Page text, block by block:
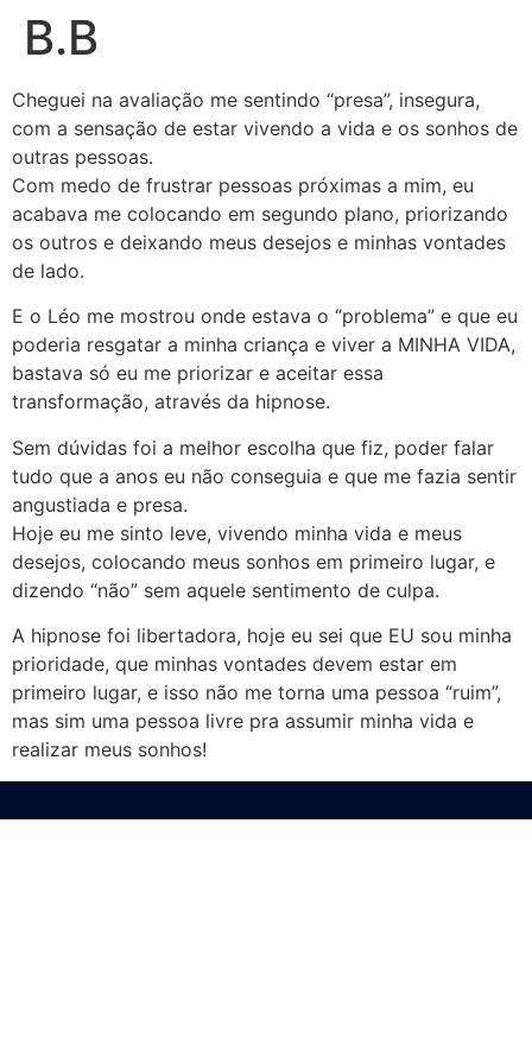
B.B
Cheguei na avaliação me sentindo “presa”, insegura,
com a sensação de estar vivendo a vida e os sonhos de
outras pessoas.
Com medo de frustrar pessoas próximas a mim, eu
acabava me colocando em segundo plano, priorizando
os outros e deixando meus desejos e minhas vontades
de lado.
E o Léo me mostrou onde estava o “problema” e que eu
poderia resgatar a minha criança e viver a MINHA VIDA,
bastava só eu me priorizar e aceitar essa
transformação, através da hipnose.
Sem dúvidas foi a melhor escolha que fiz, poder falar
tudo que a anos eu não conseguia e que me fazia sentir
angustiada e presa.
Hoje eu me sinto leve, vivendo minha vida e meus
desejos, colocando meus sonhos em primeiro lugar, e
dizendo “não” sem aquele sentimento de culpa.
A hipnose foi libertadora, hoje eu sei que EU sou minha
prioridade, que minhas vontades devem estar em
primeiro lugar, e isso não me torna uma pessoa “ruim”,
mas sim uma pessoa livre pra assumir minha vida e
realizar meus sonhos!